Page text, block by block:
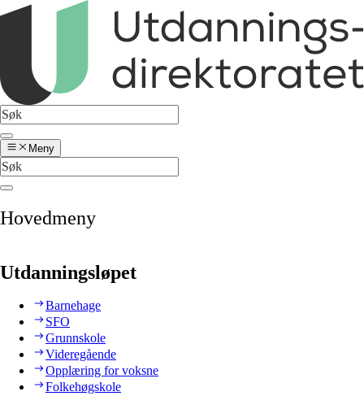
Meny
Hovedmeny
Utdanningsløpet
Barnehage
SFO
Grunnskole
Videregående
Opplæring for voksne
Folkehøgskole